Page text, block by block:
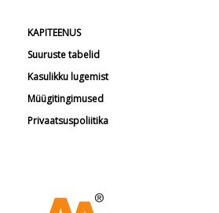
KAPITEENUS
Suuruste tabelid
Kasulikku lugemist
Müügitingimused
Privaatsuspoliitika